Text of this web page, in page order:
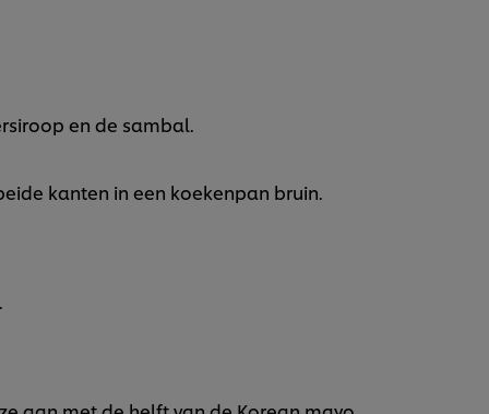
en de sambal.
kanten in een koekenpan bruin.